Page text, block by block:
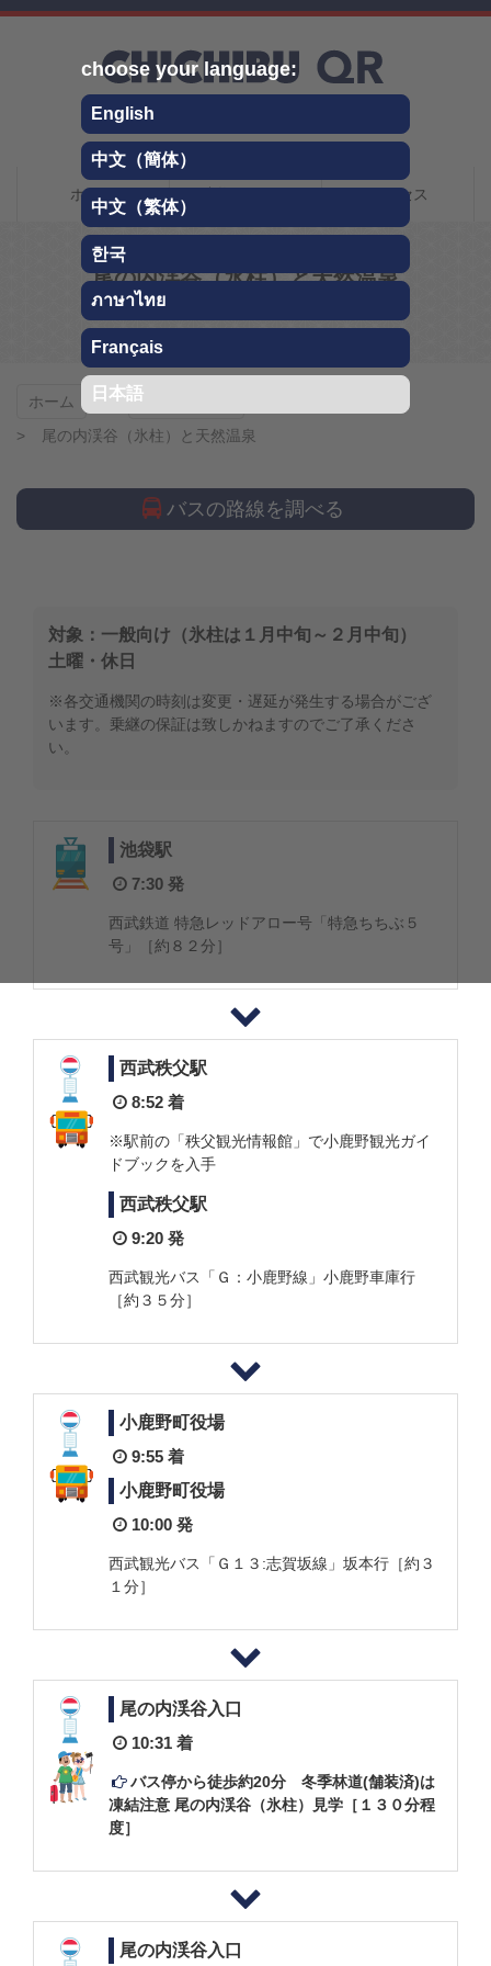
choose your language:
English
中文（簡体）
中文（繁体）
한국
ภาษาไทย
Français
日本語
Skip
秩父QRトラベルガイ
ド
ホーム アクセス
尾の内渓谷（氷柱）と天然温泉
ホーム
モデルコース
尾の内渓谷（氷柱）と天然温泉
バスの路線を調べる
対象：一般向け（氷柱は１月中旬～２月中旬）
土曜・休日
※各交通機関の時刻は変更・遅延が発生する場合がござ
います。乗継の保証は致しかねますのでご了承くださ
い。
池袋駅
7:30 発
西武鉄道 特急レッドアロー号「特急ちちぶ５
号」［約８２分］
西武秩父駅
8:52 着
※駅前の「秩父観光情報館」で小鹿野観光ガイ
ドブックを入手
西武秩父駅
9:20 発
西武観光バス「Ｇ：小鹿野線」小鹿野車庫行
［約３５分］
小鹿野町役場
9:55 着
小鹿野町役場
10:00 発
西武観光バス「Ｇ１３:志賀坂線」坂本行［約３
１分］
尾の内渓谷入口
10:31 着
バス停から徒歩約20分 冬季林道(舗装済)は
凍結注意 尾の内渓谷（氷柱）見学［１３０分程
度］
尾の内渓谷入口